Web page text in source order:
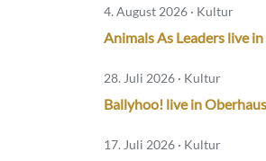
4. August 2026 · Kultur
Animals As Leaders live
28. Juli 2026 · Kultur
Ballyhoo! live in
17. Juli 2026 · Kultur